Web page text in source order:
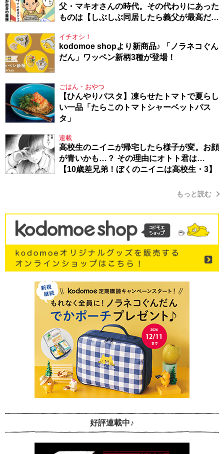
父・マキオさんの時代。その代わりにあった
ものは【しぶしぶ同居したら義父が最高だっ
イチオシ！
kodomoe shopより新商品♪ 「ノラネコぐん
だん」ワッペン新柄3種が登場！
ごはん・おやつ
【ひんやりパスタ】凍らせたトマトで夏らし
い一品「たらこのトマトシャーベットパス
タ」
連載
高校生のニイニが帰宅したら様子が変。お顔
が青いかも…？ その理由にオトト君は…
【10歳差兄弟！ぼくのニイニは高校生・3】
もっと読む
好評連載中♪